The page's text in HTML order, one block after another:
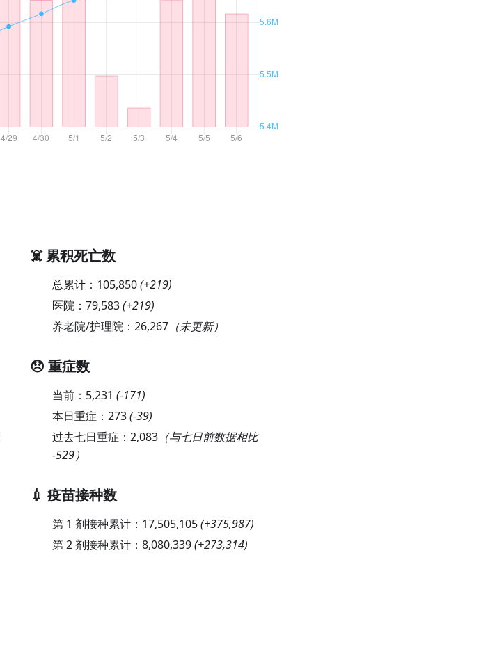
☠️ 累积死亡数
总累计： 105,850(+219)
医院： 79,583(+219)
养老院/护理院： 26,267（未更新）
😞 重症数
当前： 5,231 (-171)
本日重症： 273(-39)
过去七日重症： 2,083（与七日前数据相比
-529）
💉 疫苗接种数
第 1 剂接种累计： 17,505,105(+375,987)
第 2 剂接种累计： 8,080,339(+273,314)